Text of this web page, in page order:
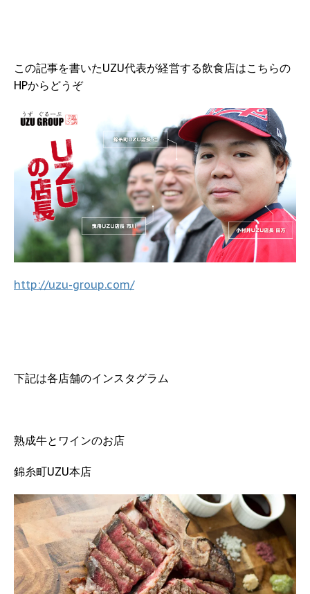
この記事を書いたUZU代表が経営する飲食店はこちらの
HPからどうぞ
http://uzu-group.com/
下記は各店舗のインスタグラム
熟成牛とワインのお店
錦糸町UZU本店